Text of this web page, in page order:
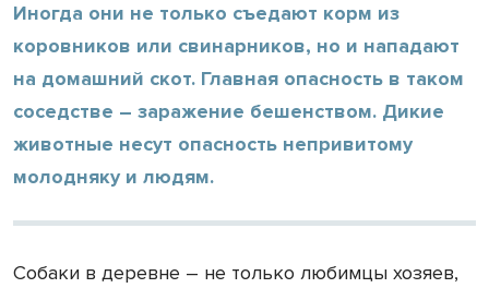
Иногда они не только съедают корм из
коровников или свинарников, но и нападают
на домашний скот. Главная опасность в таком
соседстве – заражение бешенством. Дикие
животные несут опасность непривитому
молодняку и людям.
Собаки в деревне – не только любимцы хозяев,